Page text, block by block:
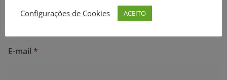
E-mail *
Configurações de Cookies
ACEITO